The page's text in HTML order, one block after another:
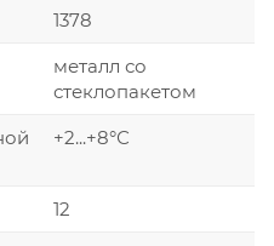
1378
металл со
стеклопакетом
+2...+8°С
12